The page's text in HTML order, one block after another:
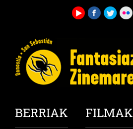
BERRIAK FILMAK